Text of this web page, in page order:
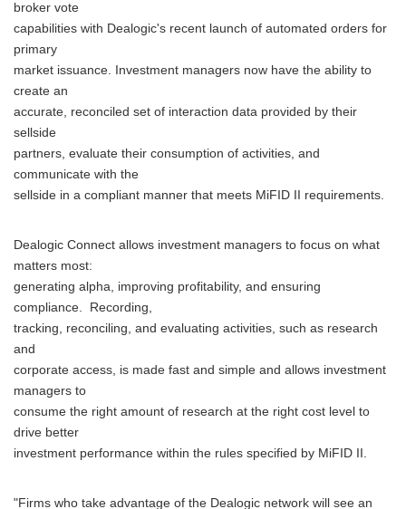
broker vote
capabilities with Dealogic's recent launch of automated orders for
primary
market issuance. Investment managers now have the ability to
create an
accurate, reconciled set of interaction data provided by their
sellside
partners, evaluate their consumption of activities, and
communicate with the
sellside in a compliant manner that meets MiFID II requirements.
Dealogic Connect allows investment managers to focus on what
matters most:
generating alpha, improving profitability, and ensuring
compliance. Recording,
tracking, reconciling, and evaluating activities, such as research
and
corporate access, is made fast and simple and allows investment
managers to
consume the right amount of research at the right cost level to
drive better
investment performance within the rules specified by MiFID II.
"Firms who take advantage of the Dealogic network will see an